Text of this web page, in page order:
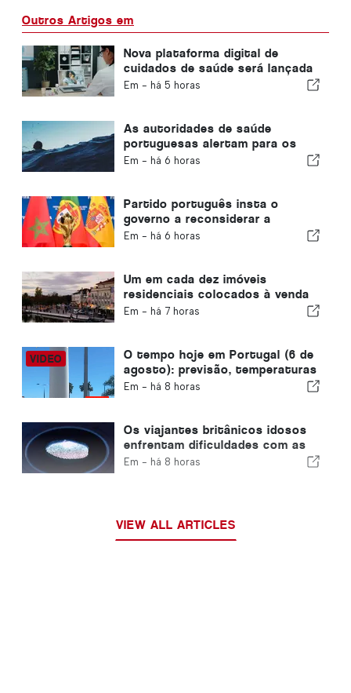
Outros Artigos em
Nova plataforma digital de
cuidados de saúde será lançada
em Portugal
Em - há 5 horas
As autoridades de saúde
portuguesas alertam para os
perigos do afogamento
Em - há 6 horas
Partido português insta o
governo a reconsiderar a
candidatura de Marrocos à
Em - há 6 horas
Um em cada dez imóveis
residenciais colocados à venda
em Portugal é vendido em
Em - há 7 horas
O tempo hoje em Portugal (6 de
agosto): previsão, temperaturas
e o que esperar
Em - há 8 horas
Os viajantes britânicos idosos
enfrentam dificuldades com as
novas verificações de
Em - há 8 horas
VIEW ALL ARTICLES